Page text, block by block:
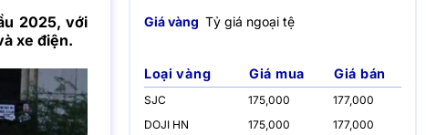
2025, với
xe điện.
Giá vàng Tỷ giá ngoại tệ
Loại vàng Giá mua Giá bán
SJC 175,000
177,000
DOJI HN
175,000
177,000